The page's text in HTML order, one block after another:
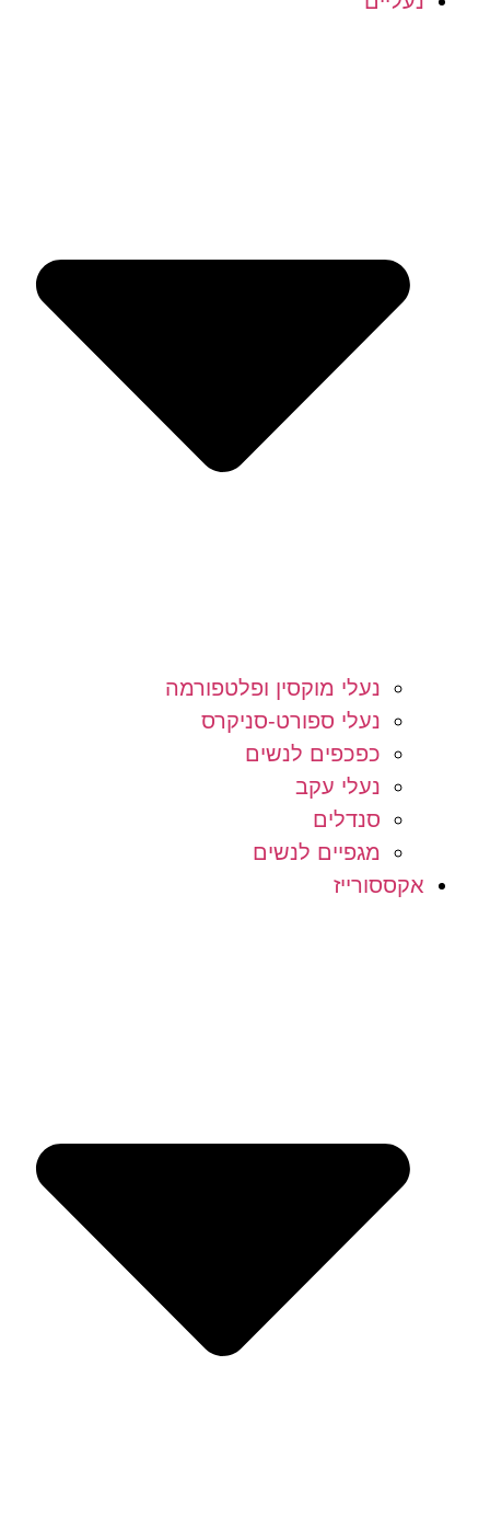
נעלי מוקסין ופלטפורמה
נעלי ספורט-סניקרס
כפכפים לנשים
נעלי עקב
סנדלים
מגפיים לנשים
אקססורייז